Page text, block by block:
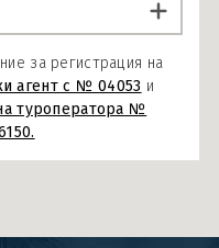
за регистрация на
агент с № 04053 и
туроператора №